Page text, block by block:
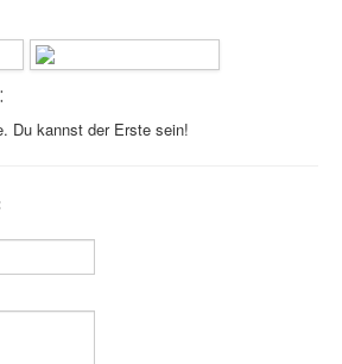
Du kannst der Erste sein!